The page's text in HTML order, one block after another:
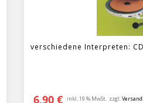
verschiedene Interpreten:
6,90 € inkl. 19 % MwSt. zzgl.